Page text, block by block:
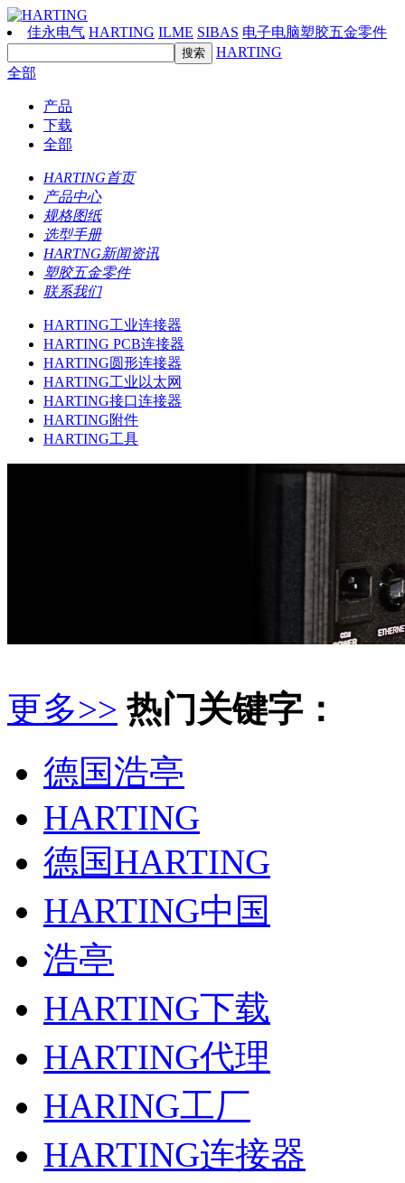
佳永电气 HARTING ILME SIBAS 电子电脑塑胶五金零件
HARTING
全部
产品
下载
全部
HARTING首页
产品中心
规格图纸
选型手册
HARTNG新闻资讯
塑胶五金零件
联系我们
HARTING工业连接器
HARTING PCB连接器
HARTING圆形连接器
HARTING工业以太网
HARTING接口连接器
HARTING附件
HARTING工具
更多>> 热门关键字：
德国浩亭
HARTING
德国HARTING
HARTING中国
浩亭
HARTING下载
HARTING代理
HARING工厂
HARTING连接器